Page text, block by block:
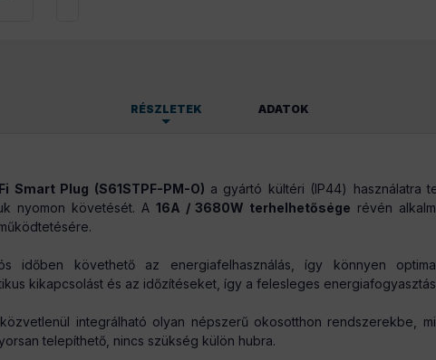
RÉSZLETEK ADATOK
Smart Plug (S61STPF-PM-O) a gyártó kültéri (IP44) használatra
nyomon követését. A 16A / 3680W terhelhetősége révén
időben követhető az energiafelhasználás, így könnyen
kikapcsolást és az időzítéseket, így a felesleges
integrálható olyan népszerű okosotthon rendszerekbe,
telepíthető, nincs szükség külön hubra.
136 g/db